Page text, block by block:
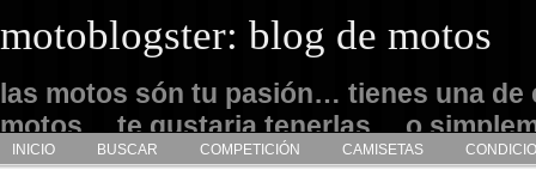
motoblogster: blog de motos
las motos són tu pasión… tienes una de
motos… te gustaria tenerlas… o
admirarlas… este es tu sitio
INICIO BUSCAR COMPETICIÓN CAMISETAS